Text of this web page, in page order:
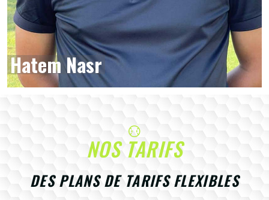
Hatem Nasr
NOS TARIFS
DES PLANS DE TARIFS FLEXIBLES